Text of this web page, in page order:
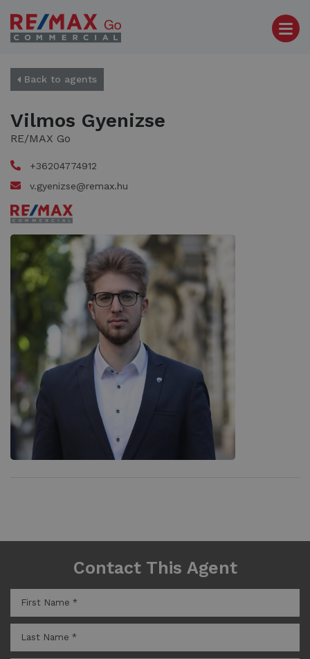
Back to agents
Vilmos Gyenizse
RE/MAX Go
+36204774912
v.gyenizse@remax.hu
Contact This Agent